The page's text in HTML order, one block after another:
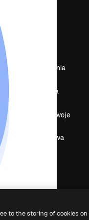
wyszukiwania
Wydarzenia
Sprzedaj swoje
Sala prasowa
to the storing of cookies